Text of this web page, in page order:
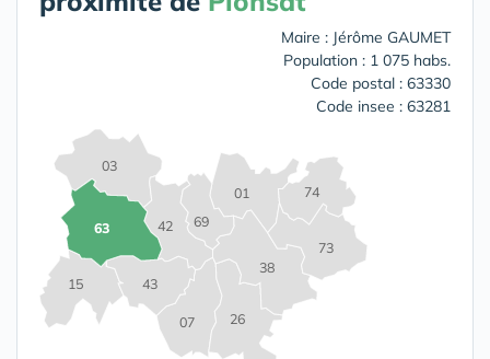
Maire : Jérôme GAUMET
Population : 1 075 habs.
Code postal : 63330
Code insee : 63281
01
03
07
15
26
38
42
43
63
69
73
74